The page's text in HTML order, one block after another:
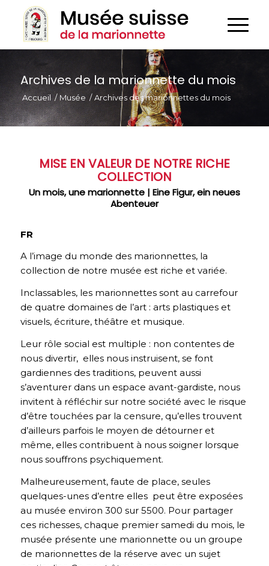
Archives de la marionnette du mois
Accueil / Musée / Archives des marionnettes du mois
MISE EN VALEUR DE NOTRE RICHE
COLLECTION
Un mois, une marionnette | Eine Figur, ein neues
Abenteuer
FR
A l’image du monde des marionnettes, la
collection de notre musée est riche et variée.
Inclassables, les marionnettes sont au carrefour
de quatre domaines de l’art : arts plastiques et
visuels, écriture, théâtre et musique.
Leur rôle social est multiple : non contentes de
nous divertir, elles nous instruisent, se font
gardiennes des traditions, peuvent aussi
s’aventurer dans un espace avant-gardiste, nous
invitent à réfléchir sur notre société avec le risque
d’être touchées par la censure, qu’elles trouvent
d’ailleurs parfois le moyen de détourner et
même, elles contribuent à nous soigner lorsque
nous souffrons psychiquement.
Malheureusement, faute de place, seules
quelques-unes d’entre elles peut être exposées
au musée environ 300 sur 5500. Pour partager
ces richesses, chaque premier samedi du mois, le
musée présente une marionnette ou un groupe
de marionnettes de la réserve avec un sujet